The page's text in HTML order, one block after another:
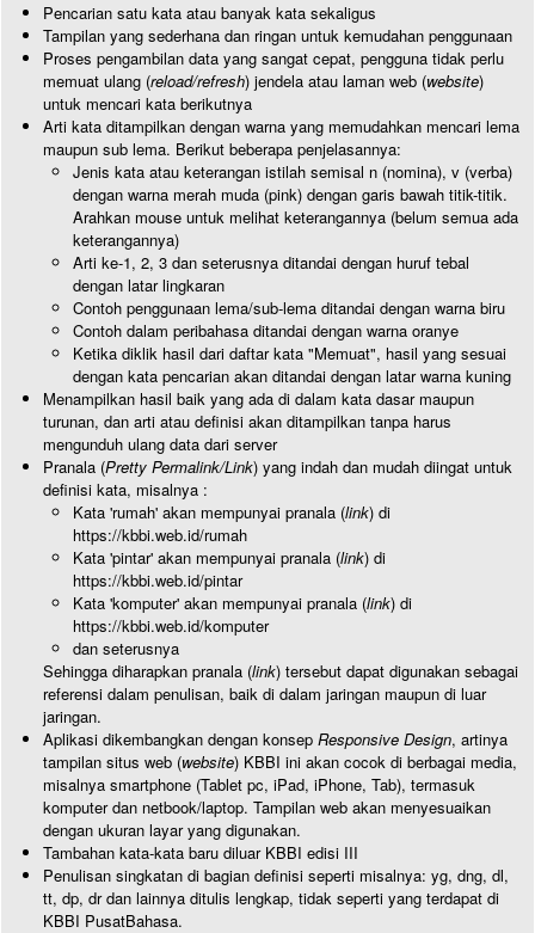
Pencarian satu kata atau banyak kata sekaligus
Tampilan yang sederhana dan ringan untuk kemudahan penggunaan
Proses pengambilan data yang sangat cepat, pengguna tidak perlu
memuat ulang (reload/refresh) jendela atau laman web (website)
untuk mencari kata berikutnya
Arti kata ditampilkan dengan warna yang memudahkan mencari lema
maupun sub lema. Berikut beberapa penjelasannya:
Jenis kata atau keterangan istilah semisal n (nomina), v (verba)
dengan warna merah muda (pink) dengan garis bawah titik-titik.
Arahkan mouse untuk melihat keterangannya (belum semua ada
keterangannya)
Arti ke-1, 2, 3 dan seterusnya ditandai dengan huruf tebal
dengan latar lingkaran
Contoh penggunaan lema/sub-lema ditandai dengan warna biru
Contoh dalam peribahasa ditandai dengan warna oranye
Ketika diklik hasil dari daftar kata "Memuat", hasil yang sesuai
dengan kata pencarian akan ditandai dengan latar warna kuning
Menampilkan hasil baik yang ada di dalam kata dasar maupun
turunan, dan arti atau definisi akan ditampilkan tanpa harus
mengunduh ulang data dari server
Pranala (Pretty Permalink/Link) yang indah dan mudah diingat untuk
definisi kata, misalnya :
Kata 'rumah' akan mempunyai pranala (link) di
https://kbbi.web.id/rumah
Kata 'pintar' akan mempunyai pranala (link) di
https://kbbi.web.id/pintar
Kata 'komputer' akan mempunyai pranala (link) di
https://kbbi.web.id/komputer
dan seterusnya
Sehingga diharapkan pranala (link) tersebut dapat digunakan sebagai
referensi dalam penulisan, baik di dalam jaringan maupun di luar
jaringan.
Aplikasi dikembangkan dengan konsep Responsive Design, artinya
tampilan situs web (website) KBBI ini akan cocok di berbagai media,
misalnya smartphone (Tablet pc, iPad, iPhone, Tab), termasuk
komputer dan netbook/laptop. Tampilan web akan menyesuaikan
dengan ukuran layar yang digunakan.
Tambahan kata-kata baru diluar KBBI edisi III
Penulisan singkatan di bagian definisi seperti misalnya: yg, dng, dl,
tt, dp, dr dan lainnya ditulis lengkap, tidak seperti yang terdapat di
KBBI PusatBahasa.